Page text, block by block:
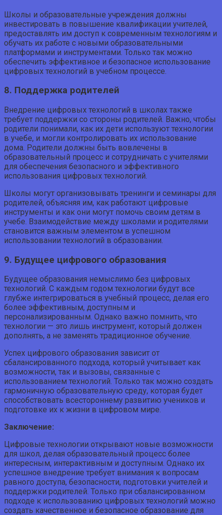
Школы и образовательные учреждения должны
инвестировать в повышение квалификации учителей,
предоставлять им доступ к современным технологиям и
обучать их работе с новыми образовательными
платформами и инструментами. Только так можно
обеспечить эффективное и безопасное использование
цифровых технологий в учебном процессе.
8. Поддержка родителей
Внедрение цифровых технологий в школах также
требует поддержки со стороны родителей. Важно, чтобы
родители понимали, как их дети используют технологии
в учебе, и могли контролировать их использование
дома. Родители должны быть вовлечены в
образовательный процесс и сотрудничать с учителями
для обеспечения безопасного и эффективного
использования цифровых технологий.
Школы могут организовывать тренинги и семинары для
родителей, объясняя им, как работают цифровые
инструменты и как они могут помочь своим детям в
учебе. Взаимодействие между школами и родителями
становится важным элементом в успешном
использовании технологий в образовании.
9. Будущее цифрового образования
Будущее образования немыслимо без цифровых
технологий. С каждым годом технологии будут все
глубже интегрироваться в учебный процесс, делая его
более эффективным, доступным и
персонализированным. Однако важно помнить, что
технологии — это лишь инструмент, который должен
дополнять, а не заменять традиционное обучение.
Успех цифрового образования зависит от
сбалансированного подхода, который учитывает как
возможности, так и вызовы, связанные с
использованием технологий. Только так можно создать
гармоничную образовательную среду, которая будет
способствовать всестороннему развитию учеников и
подготовке их к жизни в цифровом мире.
Заключение:
Цифровые технологии открывают новые возможности
для школ, делая образовательный процесс более
интересным, интерактивным и доступным. Однако их
успешное внедрение требует внимания к вопросам
равного доступа, безопасности, подготовки учителей и
поддержки родителей. Только при сбалансированном
подходе к использованию цифровых технологий можно
создать качественное и безопасное образование для